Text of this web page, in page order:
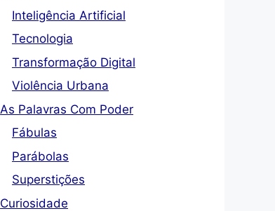
Inteligência Artificial
Tecnologia
Transformação Digital
Violência Urbana
As Palavras Com Poder
Fábulas
Parábolas
Superstições
Curiosidade